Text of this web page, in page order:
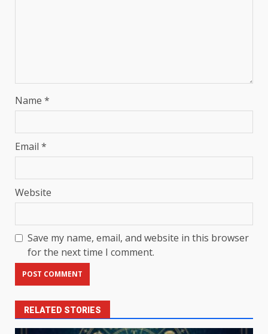
Name *
Email *
Website
Save my name, email, and website in this browser
for the next time I comment.
RELATED STORIES